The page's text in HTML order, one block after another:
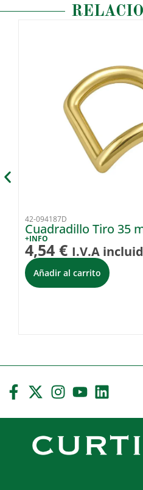
42-094187D
Cuadradillo Tiro 35
+INFO
4,54 € I.V.A
Añadir al carrito